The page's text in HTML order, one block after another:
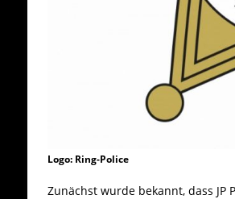
Logo: Ring-Police
Zunächst wurde bekannt, dass JP